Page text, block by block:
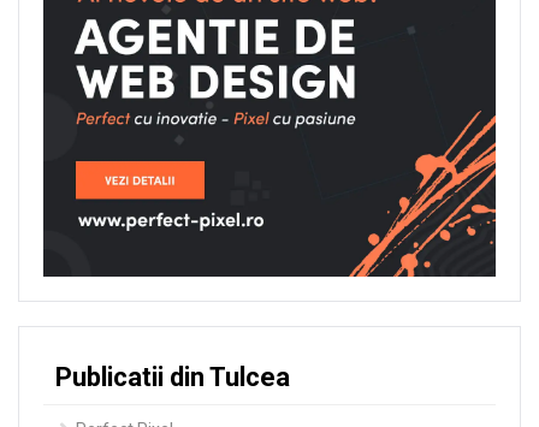
Publicatii din Tulcea